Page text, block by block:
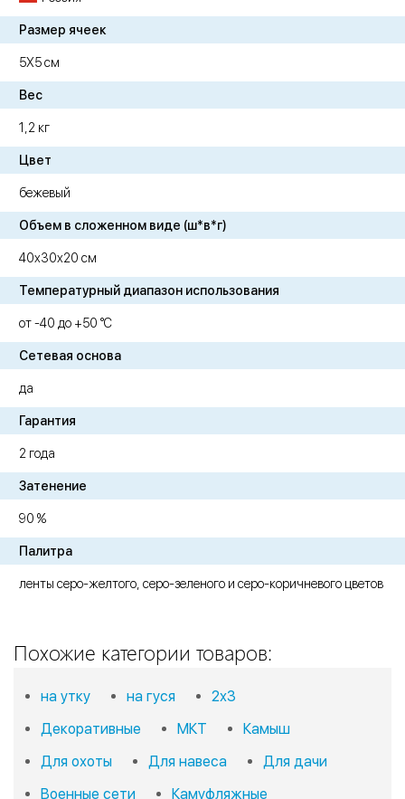
Размер ячеек
5Х5 см
Вес
1,2 кг
Цвет
бежевый
Объем в сложенном виде (ш*в*г)
40х30х20 см
Температурный диапазон использования
от -40 до +50 °C
Сетевая основа
да
Гарантия
2 года
Затенение
90 %
Палитра
ленты серо-желтого, серо-зеленого и серо-коричневого цветов
Похожие категории товаров:
на утку на гуся
2х3
Декоративные
МКТ
Камыш
Для охоты
Для навеса
Для дачи
Военные сети
Камуфляжные